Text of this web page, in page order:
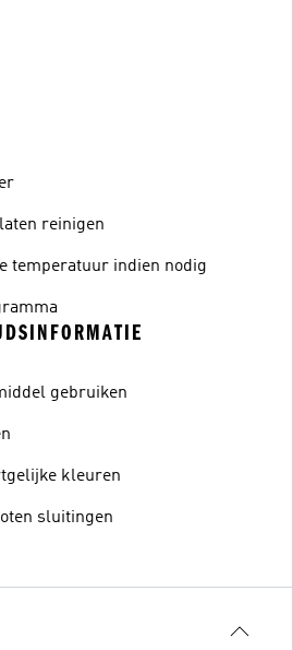
reinigen
temperatuur indien nodig
gebruiken
kleuren
sluitingen